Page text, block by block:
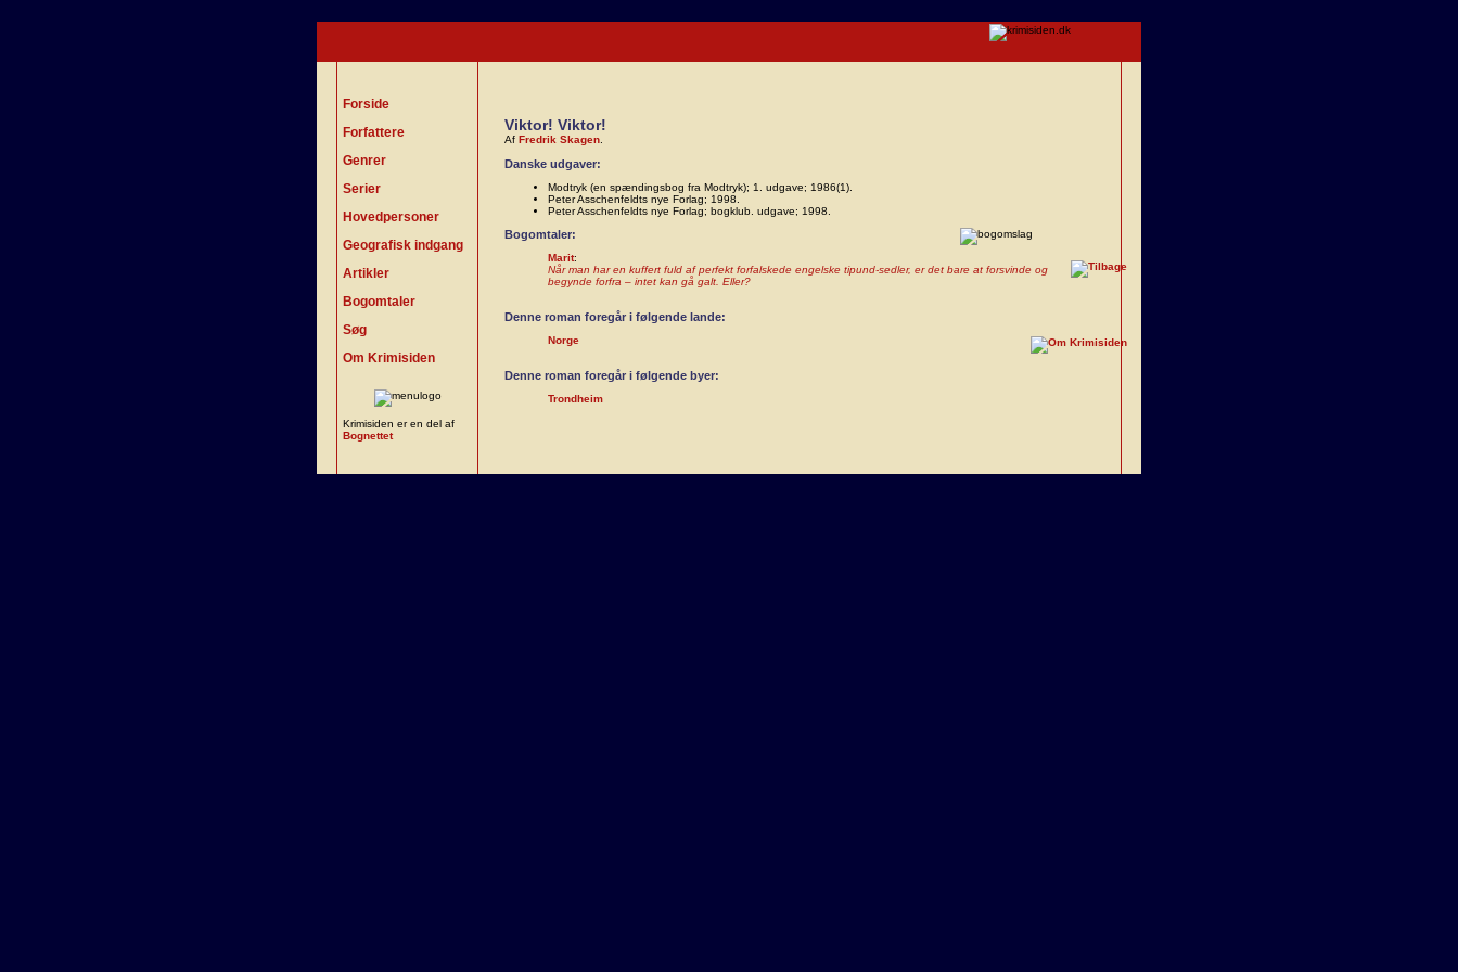
Forside
Forfattere
Genrer
Serier
Hovedpersoner
Geografisk indgang
Artikler
Bogomtaler
Søg
Om Krimisiden
Krimisiden er en del af
Bognettet
Viktor! Viktor!
Af Fredrik Skagen
Danske udgaver:
Modtryk (en spændingsbog fra Modtryk); 1. udgave; 1986(1).
Peter Asschenfeldts nye Forlag; 1998.
Peter Asschenfeldts nye Forlag; bogklub. udgave; 1998.
Bogomtaler:
Marit:
Når man har en kuffert fuld af perfekt forfalskede engelske tipund-sedler, er det bare at forsvinde og
begynde forfra – intet kan gå galt. Eller?
Denne roman foregår i følgende lande:
Norge
Denne roman foregår i følgende byer:
Trondheim